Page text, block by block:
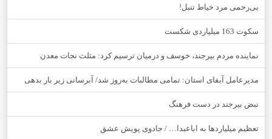
‌بی‌رحمی مرد خیاط تنبل!
سکوت 163 میلیاردی شکست
نماینده مردم بیرجند، خوسف و درمیان ترسیم کرد: مثلث نجات معدن
مدیرعامل آبفای استان: تمامی مطالبات به‌روز شد/ آبرسانی زیر بار بدهی
نبض بیرجند در دست فرهنگ
تعظیم میلیاردها به اباعبدا… / جادوی پویش عشق